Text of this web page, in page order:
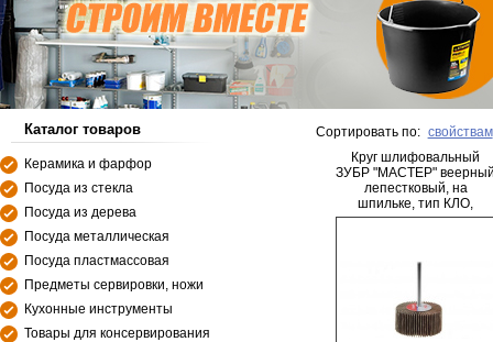
Каталог товаров
Керамика и фарфор
Посуда из стекла
Посуда из дерева
Посуда металлическая
Посуда пластмассовая
Предметы сервировки, ножи
Кухонные инструменты
Товары для консервирования
Сортировать по: свойствам
Круг шлифовальный
ЗУБР "МАСТЕР"
лепестковый, на
шпильке, тип КЛО,
зерно-электрокорунд